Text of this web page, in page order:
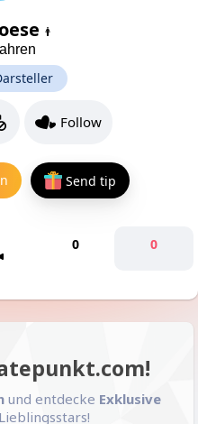
Follow
Send tip
0 0
und entdecke Exklusive